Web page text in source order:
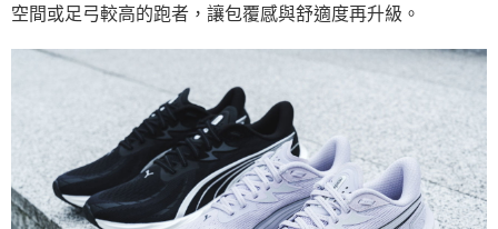
空間或足弓較高的跑者，讓包覆感與舒適度再升級。